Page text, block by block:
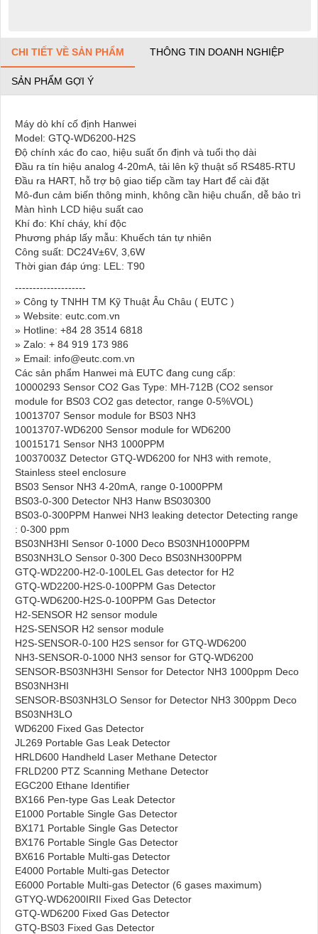
CHI TIẾT VỀ SẢN PHẨM THÔNG TIN DOANH NGHIỆP
SẢN PHẨM GỢI Ý
Máy dò khí cố định Hanwei
Model: GTQ-WD6200-H2S
Độ chính xác đo cao, hiệu suất ổn định và tuổi thọ dài
Đầu ra tín hiệu analog 4-20mA, tải lên kỹ thuật số RS485-RTU
Đầu ra HART, hỗ trợ bộ giao tiếp cầm tay Hart để cài đặt
Mô-đun cảm biến thông minh, không cần hiệu chuẩn, dễ bảo trì
Màn hình LCD hiệu suất cao
Khí đo: Khí cháy, khí độc
Phương pháp lấy mẫu: Khuếch tán tự nhiên
Công suất: DC24V±6V, 3,6W
Thời gian đáp ứng: LEL: T90
--------------------
» Công ty TNHH TM Kỹ Thuật Âu Châu ( EUTC )
» Website: eutc.com.vn
» Hotline: +84 28 3514 6818
» Zalo: + 84 919 173 986
» Email: info@eutc.com.vn
Các sản phẩm Hanwei mà EUTC đang cung cấp:
10000293 Sensor CO2 Gas Type: MH-712B (CO2 sensor
module for BS03 CO2 gas detector, range 0-5%VOL)
10013707 Sensor module for BS03 NH3
10013707-WD6200 Sensor module for WD6200
10015171 Sensor NH3 1000PPM
10037003Z Detector GTQ-WD6200 for NH3 with remote,
Stainless steel enclosure
BS03 Sensor NH3 4-20mA, range 0-1000PPM
BS03-0-300 Detector NH3 Hanw BS030300
BS03-0-300PPM Hanwei NH3 leaking detector Detecting range
: 0-300 ppm
BS03NH3HI Sensor 0-1000 Deco BS03NH1000PPM
BS03NH3LO Sensor 0-300 Deco BS03NH300PPM
GTQ-WD2200-H2-0-100LEL Gas detector for H2
GTQ-WD2200-H2S-0-100PPM Gas Detector
GTQ-WD6200-H2S-0-100PPM Gas Detector
H2-SENSOR H2 sensor module
H2S-SENSOR H2 sensor module
H2S-SENSOR-0-100 H2S sensor for GTQ-WD6200
NH3-SENSOR-0-1000 NH3 sensor for GTQ-WD6200
SENSOR-BS03NH3HI Sensor for Detector NH3 1000ppm Deco
BS03NH3HI
SENSOR-BS03NH3LO Sensor for Detector NH3 300ppm Deco
BS03NH3LO
WD6200 Fixed Gas Detector
JL269 Portable Gas Leak Detector
HRLD600 Handheld Laser Methane Detector
FRLD200 PTZ Scanning Methane Detector
EGC200 Ethane Identifier
BX166 Pen-type Gas Leak Detector
E1000 Portable Single Gas Detector
BX171 Portable Single Gas Detector
BX176 Portable Single Gas Detector
BX616 Portable Multi-gas Detector
E4000 Portable Multi-gas Detector
E6000 Portable Multi-gas Detector (6 gases maximum)
GTYQ-WD6200IRII Fixed Gas Detector
GTQ-WD6200 Fixed Gas Detector
GTQ-BS03 Fixed Gas Detector